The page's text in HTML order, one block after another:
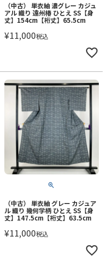
（中古） 単衣紬 濃グレー カジュ
アル 織り 遠州椿 ひとえ SS【身
丈】154cm【裄丈】65.5cm
¥11,000税込
（中古） 単衣紬 グレー カジュア
ル 織り 幾何学柄 ひとえ SS【身
丈】147.5cm【裄丈】63.5cm
¥11,000税込